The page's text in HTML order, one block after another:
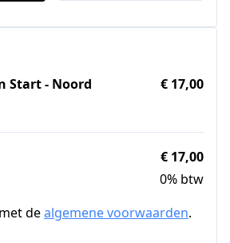
Start - Noord
€ 17,00
€ 17,00
0% btw
dealgemene voorwaarden.